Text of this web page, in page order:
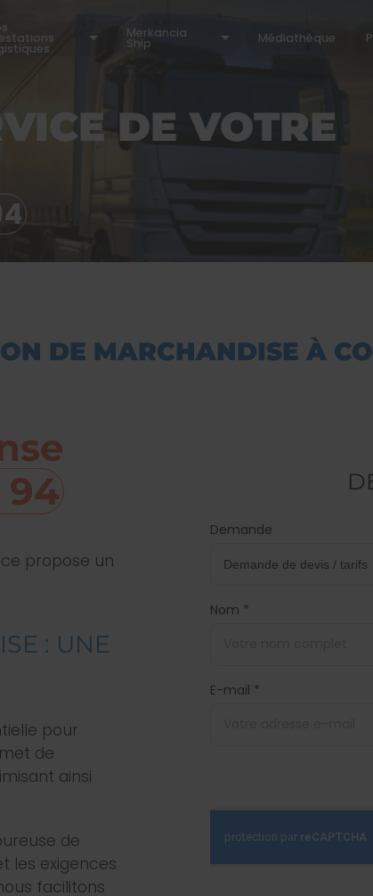
DE VOTRE
Merkancia
Ship Médiathèque
DE MARCHANDISE À
94
propose un
: UNE
pour
de
ainsi
de
les exigences
facilitons
Demande
Nom *
E-mail *